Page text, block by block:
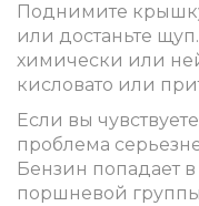
Поднимите
или достаньте
химически или
кисловато или
Если вы
проблема
Бензин попадает
поршневой